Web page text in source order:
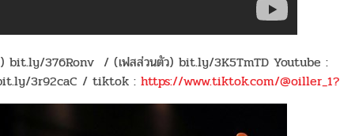
) bit.ly/376Ronv / (เฟสส่วนตัว) bit.ly/3K5TmTD Youtube :
3r92caC / tiktok : https://www.tiktok.com/@oiller_1?